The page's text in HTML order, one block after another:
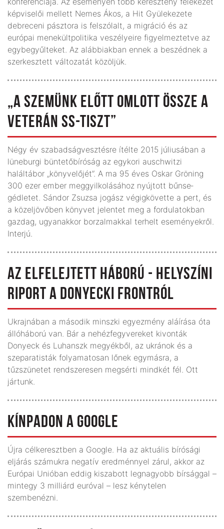
képviselői mellett Nemes Ákos, a Hit Gyülekezete
debreceni pásztora is felszólalt, a migráció és az
európai menekültpolitika veszélyeire figyelmeztetve az
egybegyűlteket. Az alábbiakban ennek a beszédnek a
szerkesztett változatát közöljük.
„A SZEMÜNK ELŐTT OMLOTT ÖSSZE A
VETERÁN SS-TISZT”
Négy év szabadságvesztésre ítélte 2015 júliusában a
lüneburgi büntetőbíróság az egykori auschwitzi
haláltábor „könyvelőjét”. A ma 95 éves Oskar Gröning
300 ezer ember meggyilkolásához nyújtott bűn­se­
gédletet. Sándor Zsuzsa jogász végigkövette a pert, és
a közeljövőben könyvet jelentet meg a fordulatokban
gazdag, ugyanakkor borzalmakkal terhelt eseményekről.
Interjú.
AZ ELFELEJTETT HÁBORÚ - HELYSZÍNI
RIPORT A DONYECKI FRONTRÓL
Ukrajnában a második minszki egyezmény aláírása óta
állóháború van. Bár a nehézfegyvereket kivonták
Donyeck és Luhanszk megyékből, az ukránok és a
szeparatisták folyamatosan lőnek egymásra, a
tűzszünetet rendszeresen megsérti mindkét fél. Ott
jártunk.
KÍNPADON A GOOGLE
Újra célkeresztben a Google. Ha az aktuális bírósági
eljárás számukra negatív eredménnyel zárul, akkor az
Európai Unióban eddig kiszabott legnagyobb bírsággal –
mintegy 3 milliárd euróval – lesz kénytelen
szembenézni.